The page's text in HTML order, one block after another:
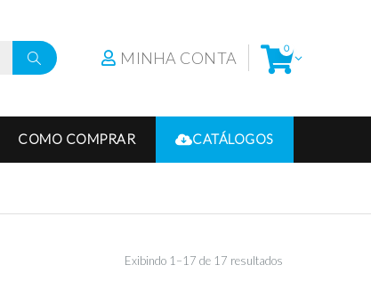
MINHA CONTA 0
COMO COMPRAR CATÁLOGOS
Exibindo 1–17 de 17 resultados